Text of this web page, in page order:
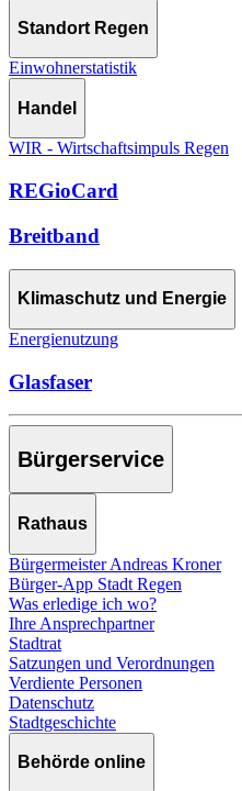
Standort Regen
Einwohnerstatistik
Handel
WIR - Wirtschaftsimpuls Regen
REGioCard
Breitband
Klimaschutz und Energie
Energienutzung
Glasfaser
Bürgerservice
Rathaus
Bürgermeister Andreas Kroner
Bürger-App Stadt Regen
Was erledige ich wo?
Ihre Ansprechpartner
Stadtrat
Satzungen und Verordnungen
Verdiente Personen
Datenschutz
Stadtgeschichte
Behörde online